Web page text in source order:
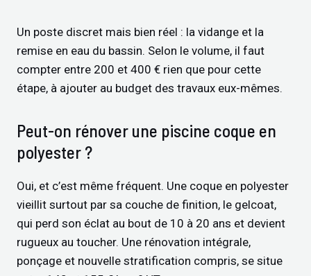
Un poste discret mais bien réel : la vidange et la
remise en eau du bassin. Selon le volume, il faut
compter entre 200 et 400 € rien que pour cette
étape, à ajouter au budget des travaux eux-mêmes.
Peut-on rénover une piscine coque en
polyester ?
Oui, et c’est même fréquent. Une coque en polyester
vieillit surtout par sa couche de finition, le gelcoat,
qui perd son éclat au bout de 10 à 20 ans et devient
rugueux au toucher. Une rénovation intégrale,
ponçage et nouvelle stratification compris, se situe